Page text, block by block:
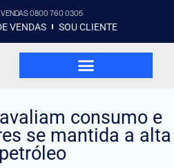
VENDAS 0800 760 0305
VENDAS SOU CLIENTE
consumo e
se mantida a alta